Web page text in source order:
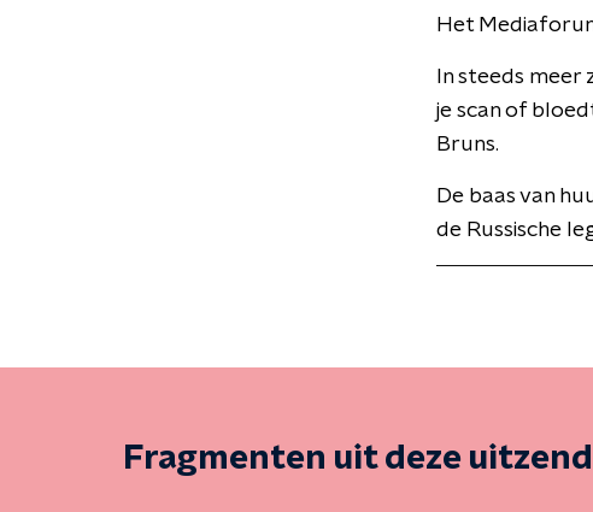
Het
In steeds meer
je scan of
Bruns.
De baas van
de Russische
Fragmenten uit deze